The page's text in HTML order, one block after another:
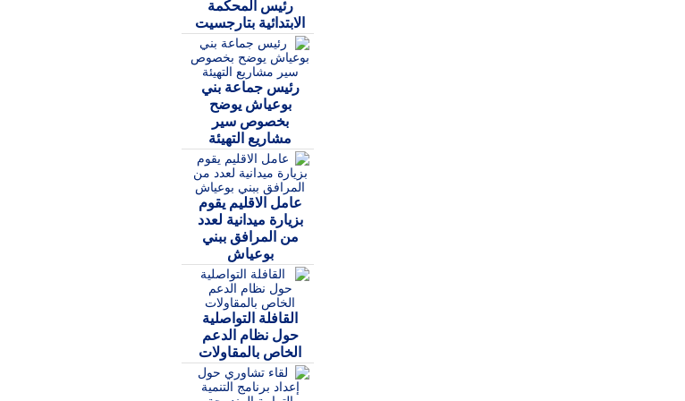
رئيس المحكمة
الابتدائية بتارجسيت
رئيس جماعة بني
بوعياش يوضح
بخصوص سير
مشاريع التهيئة
عامل الاقليم يقوم
بزيارة ميدانية لعدد
من المرافق ببني
بوعياش
القافلة التواصلية
حول نظام الدعم
الخاص بالمقاولات